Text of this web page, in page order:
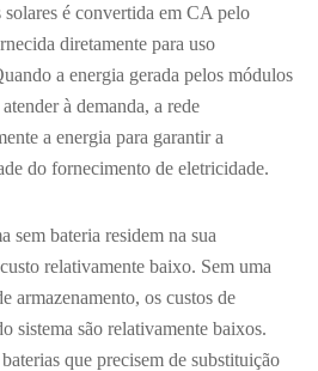
é convertida em CA pelo
diretamente para uso
a energia gerada pelos módulos
à demanda, a rede
a energia para garantir a
do fornecimento de eletricidade.
sem bateria residem na sua
relativamente baixo. Sem uma
armazenamento, os custos de
sistema são relativamente baixos.
que precisem de substituição